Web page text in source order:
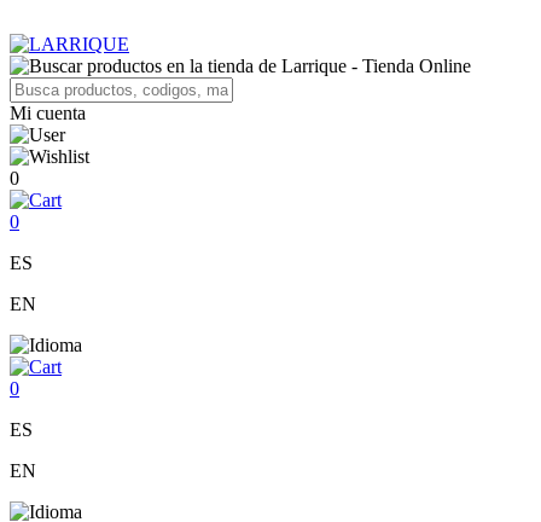
Mi cuenta
0
0
ES
EN
0
ES
EN